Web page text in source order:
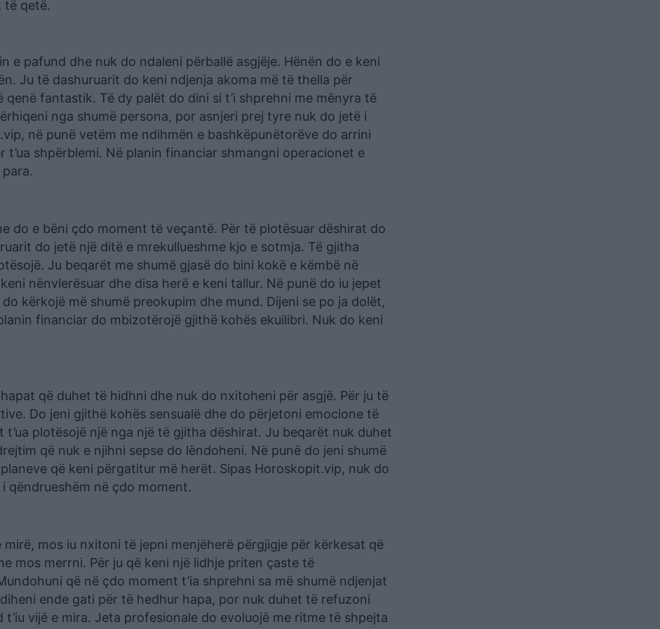
të qetë.
e pafund dhe nuk do ndaleni përballë asgjëje. Hënën do e keni
Ju të dashuruarit do keni ndjenja akoma më të thella për
fantastik. Të dy palët do dini si t’i shprehni me mënyra të
nga shumë persona, por asnjeri prej tyre nuk do jetë i
në punë vetëm me ndihmën e bashkëpunëtorëve do arrini
t’ua shpërblemi. Në planin financiar shmangni operacionet e
do e bëni çdo moment të veçantë. Për të plotësuar dëshirat do
do jetë një ditë e mrekullueshme kjo e sotmja. Të gjitha
Ju beqarët me shumë gjasë do bini kokë e këmbë në
nënvlerësuar dhe disa herë e keni tallur. Në punë do iu jepet
kërkojë më shumë preokupim dhe mund. Dijeni se po ja dolët,
financiar do mbizotërojë gjithë kohës ekuilibri. Nuk do keni
që duhet të hidhni dhe nuk do nxitoheni për asgjë. Për ju të
Do jeni gjithë kohës sensualë dhe do përjetoni emocione të
plotësojë një nga një të gjitha dëshirat. Ju beqarët nuk duhet
që nuk e njihni sepse do lëndoheni. Në punë do jeni shumë
që keni përgatitur më herët. Sipas Horoskopit.vip, nuk do
qëndrueshëm në çdo moment.
mos iu nxitoni të jepni menjëherë përgjigje për kërkesat që
mos merrni. Për ju që keni një lidhje priten çaste të
që në çdo moment t’ia shprehni sa më shumë ndjenjat
ende gati për të hedhur hapa, por nuk duhet të refuzoni
vijë e mira. Jeta profesionale do evoluojë me ritme të shpejta